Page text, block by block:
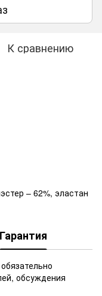
К сравнению
– 62%, эластан
Гарантия
обсуждения